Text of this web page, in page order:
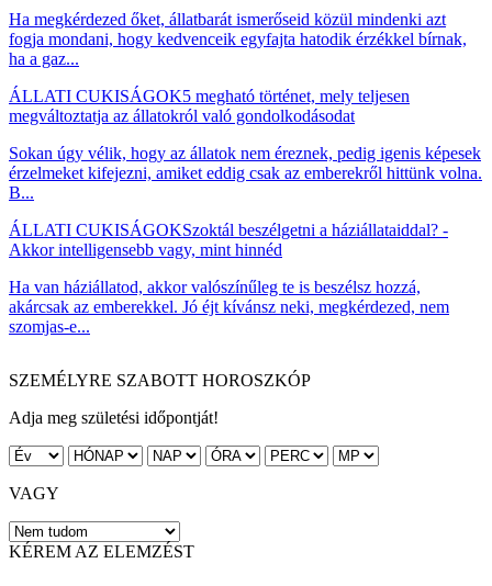
Ha megkérdezed őket, állatbarát ismerőseid közül mindenki azt
fogja mondani, hogy kedvenceik egyfajta hatodik érzékkel bírnak,
ha a gaz...
ÁLLATI CUKISÁGOK5 megható történet, mely teljesen
megváltoztatja az állatokról való gondolkodásodat
Sokan úgy vélik, hogy az állatok nem éreznek, pedig igenis képesek
érzelmeket kifejezni, amiket eddig csak az emberekről hittünk volna.
B...
ÁLLATI CUKISÁGOKSzoktál beszélgetni a háziállataiddal? -
Akkor intelligensebb vagy, mint hinnéd
Ha van háziállatod, akkor valószínűleg te is beszélsz hozzá,
akárcsak az emberekkel. Jó éjt kívánsz neki, megkérdezed, nem
szomjas-e...
SZEMÉLYRE SZABOTT HOROSZKÓP
Adja meg születési időpontját!
VAGY
KÉREM AZ ELEMZÉST